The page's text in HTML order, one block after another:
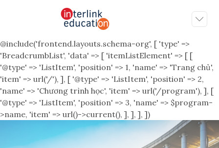
@include('frontend.layouts.schema-org', [ 'type' =>
'BreadcrumbList', 'data' => [ 'itemListElement' => [ [
'@type' => 'ListItem', 'position' => 1, 'name' => 'Trang chủ',
'item' => url('/'), ], [ '@type' => 'ListItem', 'position' => 2,
'name' => 'Chương trình học', 'item' => url('/program'), ], [
'@type' => 'ListItem', 'position' => 3, 'name' => $program-
>name, 'item' => url()->current(), ], ], ], ])